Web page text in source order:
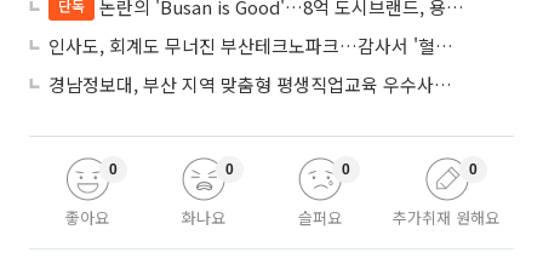
단독
논란의 'Busan is Good'…8억 도시브랜드, 용산 대통령실 CI 업체가 수행
인사도, 회계도 무너진 부산테크노파크…감사서 '혈세 유용·인사 뒤집기' 적발
경남정보대, 부산 지역 맞춤형 평생직업교육 우수사례로 혁신 주도
좋아요
0
화나요
0
슬퍼요
0
추가취재 원해요
0